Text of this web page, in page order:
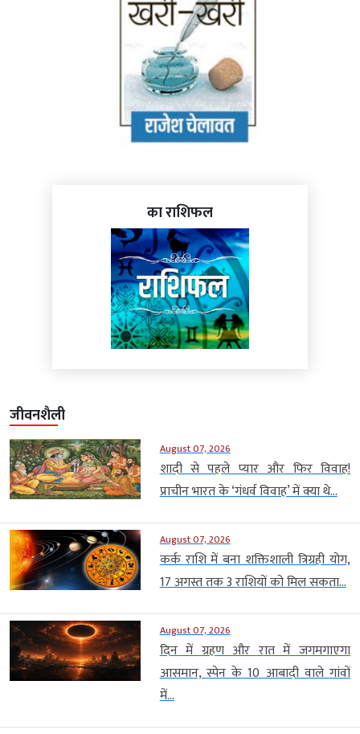
का राशिफल
जीवनशैली
August 07, 2026
शादी से पहले प्यार और फिर विवाह!
प्राचीन भारत के ‘गंधर्व विवाह’ में क्या थे...
August 07, 2026
कर्क राशि में बना शक्तिशाली त्रिग्रही योग,
17 अगस्त तक 3 राशियों को मिल सकता...
August 07, 2026
दिन में ग्रहण और रात में जगमगाएगा
आसमान, स्पेन के 10 आबादी वाले गांवों
में...